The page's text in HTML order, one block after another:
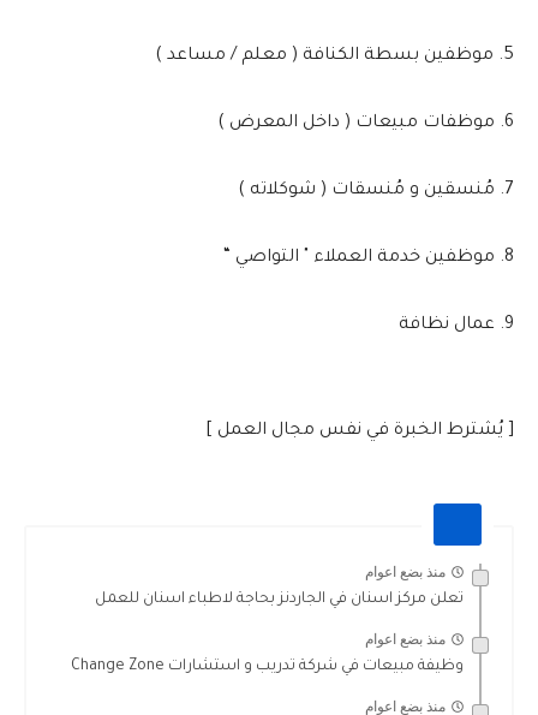
5. موظفين بسطة الكنافة ( معلم / مساعد )
6. موظفات مبيعات ( داخل المعرض )
7. مُنسقين و مُنسقات ( شوكلاته )
8. موظفين خدمة العملاء " التواصي “
9. عمال نظافة
[ يُشترط الخبرة في نفس مجال العمل ]
منذ بضع اعوام
تعلن مركز اسنان في الجاردنز بحاجة لاطباء اسنان للعمل
منذ بضع اعوام
وظيفة مبيعات في شركة تدريب و استشارات Change Zone
منذ بضع اعوام